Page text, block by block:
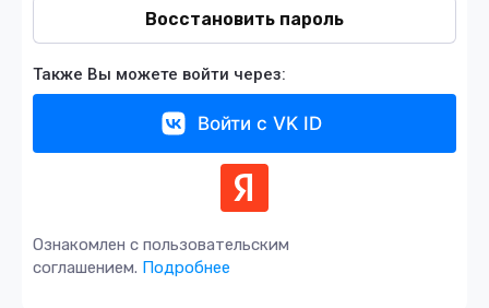
Восстановить пароль
Также Вы можете войти через:
Войти с VK ID
Ознакомлен с пользовательским
соглашением. Подробнее